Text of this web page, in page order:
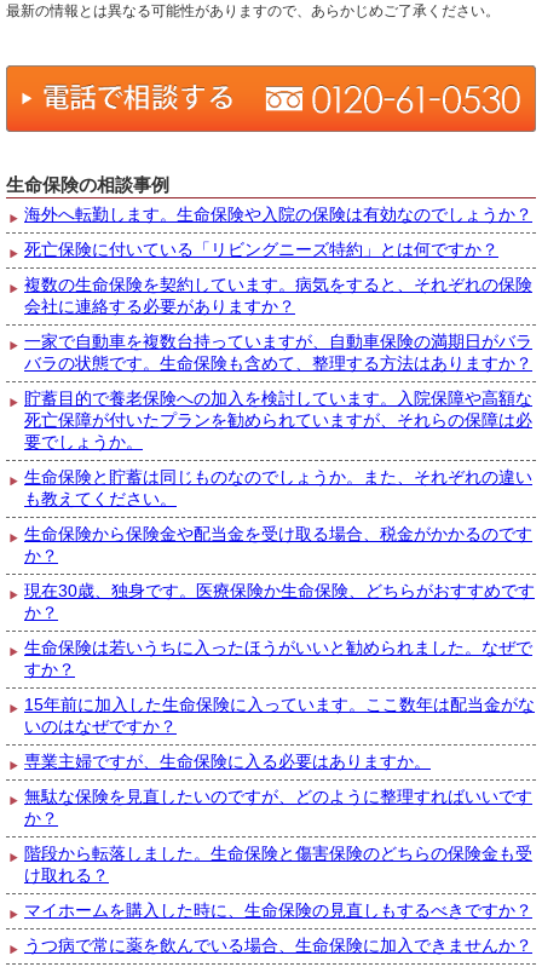
最新の情報とは異なる可能性がありますので、あらかじめご了承ください。
生命保険の相談事例
海外へ転勤します。生命保険や入院の保険は有効なのでしょうか？
死亡保険に付いている「リビングニーズ特約」とは何ですか？
複数の生命保険を契約しています。病気をすると、それぞれの保険
会社に連絡する必要がありますか？
一家で自動車を複数台持っていますが、自動車保険の満期日がバラ
バラの状態です。生命保険も含めて、整理する方法はありますか？
貯蓄目的で養老保険への加入を検討しています。入院保障や高額な
死亡保障が付いたプランを勧められていますが、それらの保障は必
要でしょうか。
生命保険と貯蓄は同じものなのでしょうか。また、それぞれの違い
も教えてください。
生命保険から保険金や配当金を受け取る場合、税金がかかるのです
か？
現在30歳、独身です。医療保険か生命保険、どちらがおすすめです
か？
生命保険は若いうちに入ったほうがいいと勧められました。なぜで
すか？
15年前に加入した生命保険に入っています。ここ数年は配当金がな
いのはなぜですか？
専業主婦ですが、生命保険に入る必要はありますか。
無駄な保険を見直したいのですが、どのように整理すればいいです
か？
階段から転落しました。生命保険と傷害保険のどちらの保険金も受
け取れる？
マイホームを購入した時に、生命保険の見直しもするべきですか？
うつ病で常に薬を飲んでいる場合、生命保険に加入できませんか？